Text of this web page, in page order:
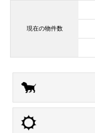
現在の物件数